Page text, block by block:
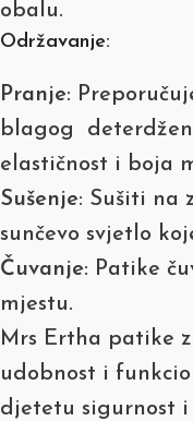
obalu.
Održavanje:
Pranje:
blagog
elastičnost i boja
Sušenje: Sušiti na
sunčevo svjetlo
Čuvanje: Patike
mjestu.
Mrs Ertha patike
udobnost i
djetetu sigurnost